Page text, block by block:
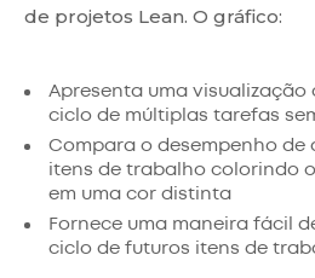
de projetos Lean. O gráfico:
Apresenta uma visualização
ciclo de múltiplas tarefas
Compara o desempenho de
itens de trabalho colorindo
em uma cor distinta
Fornece uma maneira fácil
ciclo de futuros itens de